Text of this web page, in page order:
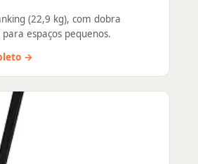
(22,9 kg), com dobra
espaços pequenos.
→